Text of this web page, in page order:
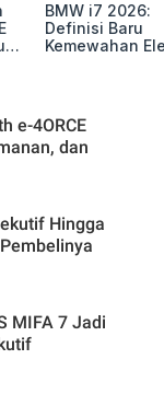
BMW i7 2026:
Definisi Baru
Kemewahan
e-4ORCE
dan
Hingga
MIFA 7 Jadi